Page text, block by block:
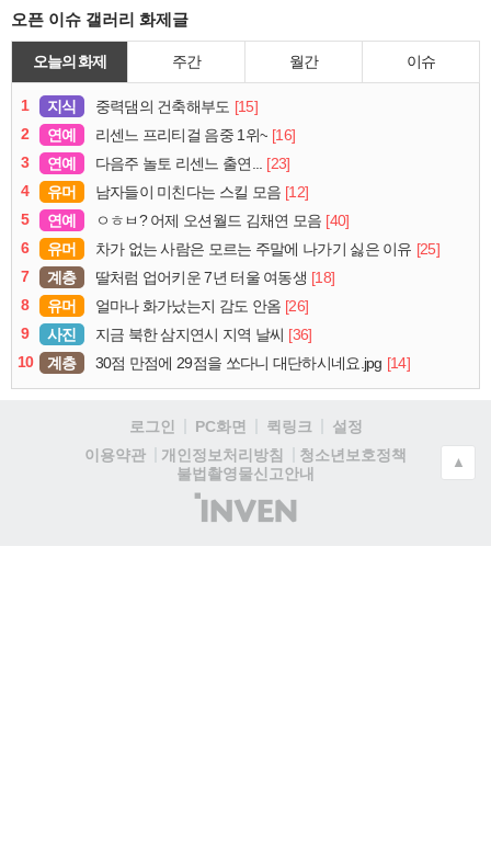
오픈 이슈 갤러리 화제글
오늘의 화제 주간 월간 이슈
1 지식 중력댐의 건축해부도 [15]
2
연예 리센느 프리티걸 음중 1위~ [16]
3
연예 다음주 놀토 리센느 출연... [23]
4
유머 남자들이 미친다는 스킬 모음 [12]
5
연예 ㅇㅎㅂ? 어제 오션월드 김채연 모음 [40]
6
유머 차가 없는 사람은 모르는 주말에 나가기 싫은 이유 [25]
7
계층 딸처럼 업어키운 7년 터울 여동생 [18]
8
유머 얼마나 화가났는지 감도 안옴 [26]
9
사진 지금 북한 삼지연시 지역 날씨 [36]
10
계층 30점 만점에 29점을 쏘다니 대단하시네요.jpg [14]
로그인 PC화면 퀵링크
설정
이용약관
개인정보처리방침
청소년보호정책
불법촬영물신고안내
(주)
인
▲